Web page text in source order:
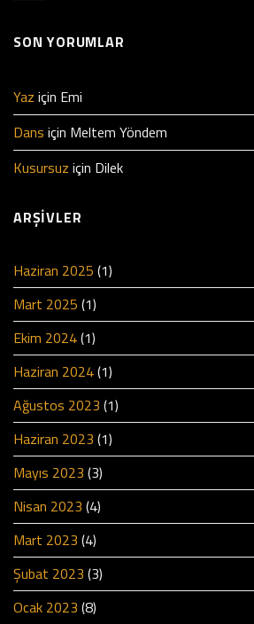
SON YORUMLAR
Yaz için Emi
Dans için Meltem Yöndem
Kusursuz için Dilek
ARŞIVLER
Haziran 2025 (1)
Mart 2025 (1)
Ekim 2024(1)
Haziran 2024(1)
Ağustos 2023 (1)
Haziran 2023 (1)
Mayıs 2023 (3)
Nisan 2023 (4)
Mart 2023 (4)
Şubat 2023 (3)
Ocak 2023 (8)